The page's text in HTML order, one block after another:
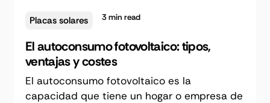
Placas solares 3min read
El autoconsumo fotovoltaico: tipos,
ventajas y costes
El autoconsumo fotovoltaico es la
capacidad que tiene un hogar o empresa de